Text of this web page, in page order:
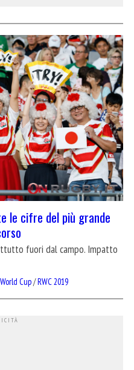
le cifre del più grande
fuori dal campo. Impatto
Cup/RWC 2019